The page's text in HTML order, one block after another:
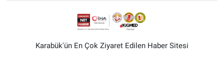
Karabük'ün En Çok Ziyaret Edilen Haber Sitesi